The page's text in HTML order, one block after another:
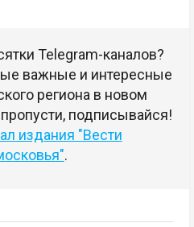
Telegram-каналов?
важные и интересные
региона в новом
подписывайся!
издания "Вести
.